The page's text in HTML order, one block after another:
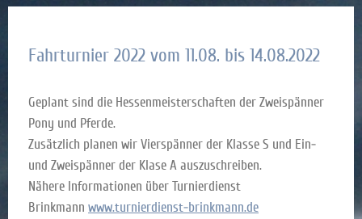
Fahrturnier 2022 vom 11.08. bis 14.08.2022
Geplant sind die Hessenmeisterschaften der Zweispänner
Pony und Pferde.
Zusätzlich planen wir Vierspänner der Klasse S und Ein-
und Zweispänner der Klase A auszuschreiben.
Nähere Informationen über Turnierdienst
Brinkmann www.turnierdienst-brinkmann.de